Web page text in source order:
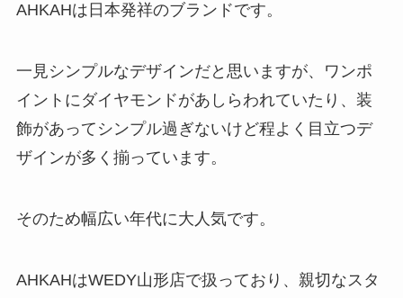
AHKAHは日本発祥のブランドです。
一見シンプルなデザインだと思いますが、ワンポ
イントにダイヤモンドがあしらわれていたり、装
飾があってシンプル過ぎないけど程よく目立つデ
ザインが多く揃っています。
そのため幅広い年代に大人気です。
AHKAHはWEDY山形店で扱っており、親切なスタ